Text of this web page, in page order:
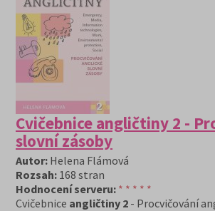
Cvičebnice angličtiny 2 -
slovní zásoby
Autor: Helena Flámová
Rozsah: 168 stran
Hodnocení serveru: * * * * *
Cvičebnice angličtiny 2 - Procvičování